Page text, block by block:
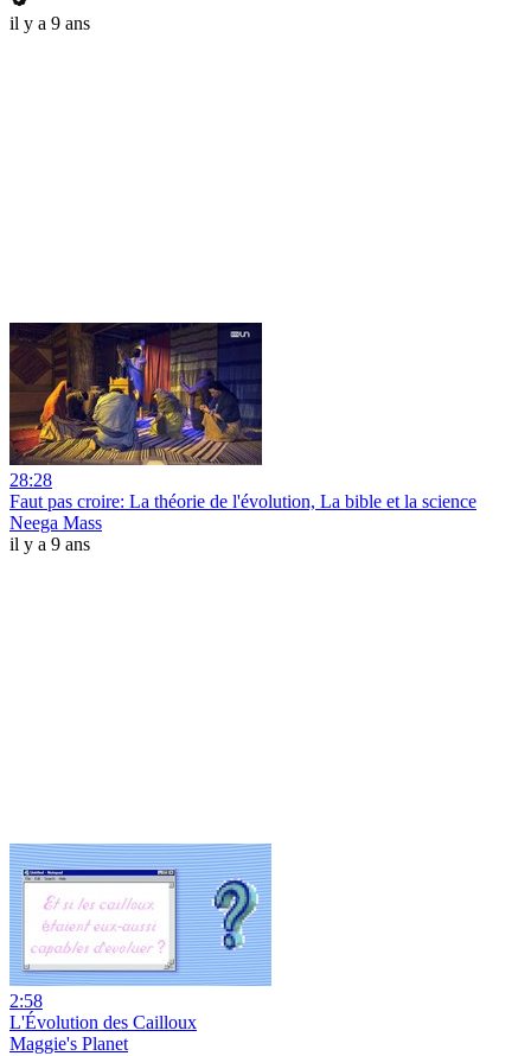
il y a 9 ans
28:28
Faut pas croire: La théorie de l'évolution, La bible et la science
Neega Mass
il y a 9 ans
2:58
L'Évolution des Cailloux
Maggie's Planet